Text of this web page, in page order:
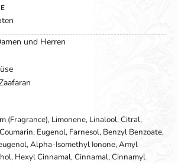
und Herren
(Fragrance), Limonene, Linalool, Citral,
Eugenol, Farnesol, Benzyl Benzoate,
Alpha-Isomethyl Ionone, Amyl
Hexyl Cinnamal, Cinnamal, Cinnamyl